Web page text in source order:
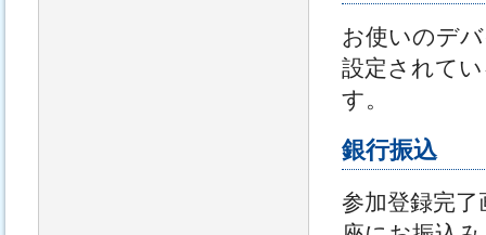
お使いのデ
設定されて
す。
銀行振込
参加登録完